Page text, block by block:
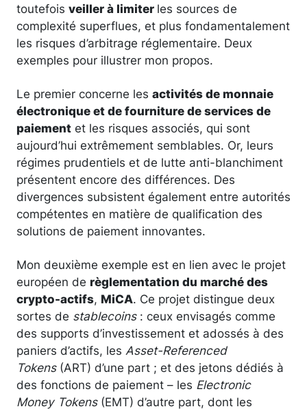
toutefois veiller à limiter les sources de
complexité superflues, et plus fondamentalement
les risques d’arbitrage réglementaire. Deux
exemples pour illustrer mon propos.
Le premier concerne les activités de monnaie
électronique et de fourniture de services de
paiement et les risques associés, qui sont
aujourd’hui extrêmement semblables. Or, leurs
régimes prudentiels et de lutte anti-blanchiment
présentent encore des différences. Des
divergences subsistent également entre autorités
compétentes en matière de qualification des
solutions de paiement innovantes.
Mon deuxième exemple est en lien avec le projet
européen de règlementation du marché des
crypto-actifs, MiCA. Ce projet distingue deux
sortes de stablecoins : ceux envisagés comme
des supports d’investissement et adossés à des
paniers d’actifs, les Asset-Referenced
Tokens(ART) d’une part ; et des jetons dédiés à
des fonctions de paiement – les Electronic
Money Tokens(EMT) d’autre part, dont les